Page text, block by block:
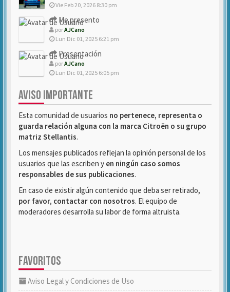
Vie Feb 20, 2026 8:30 pm
Me presento
porAJCano
Lun Dic 01, 2025 6:21 pm
Presentación
porAJCano
Lun Dic 01, 2025 6:05 pm
AVISO IMPORTANTE
Esta comunidad de usuarios no pertenece, representa o
guarda relación alguna con la marca Citroën o su grupo
matriz Stellantis.
Los mensajes publicados reflejan la opinión personal de los
usuarios que las escriben y en ningún caso somos
responsables de sus publicaciones.
En caso de existir algún contenido que deba ser retirado,
por favor, contactar con nosotros. El equipo de
moderadores desarrolla su labor de forma altruista.
FAVORITOS
Aviso Legal y Condiciones de Uso